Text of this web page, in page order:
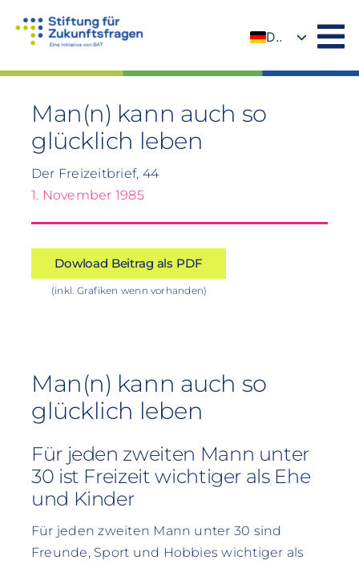
Inhalt
DE
Man(n) kann auch so
glücklich leben
Der Freizeitbrief, 44
1. November 1985
Dowload Beitrag als PDF
(inkl. Grafiken wenn vorhanden)
Man(n) kann auch so
glücklich leben
Für jeden zweiten Mann unter
30 ist Freizeit wichtiger als Ehe
und Kinder
Für jeden zweiten Mann unter 30 sind
Freunde, Sport und Hobbies wichtiger als